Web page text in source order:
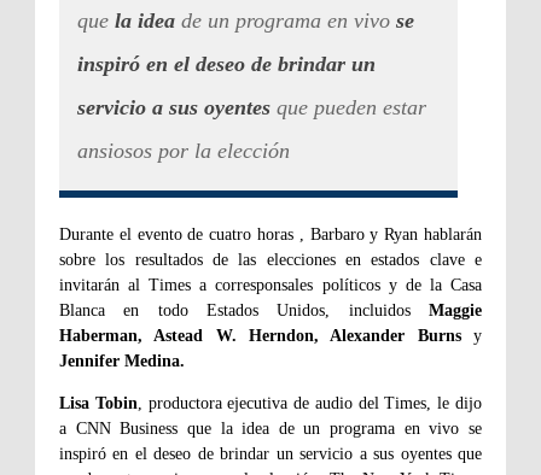
que la idea de un programa en vivo se
inspiró en el deseo de brindar un
servicio a sus oyentes que pueden estar
ansiosos por la elección
Durante el evento de cuatro horas , Barbaro y Ryan hablarán
sobre los resultados de las elecciones en estados clave e
invitarán al Times a corresponsales políticos y de la Casa
Blanca en todo Estados Unidos, incluidos Maggie
Haberman, Astead W. Herndon, Alexander Burnsy
Jennifer Medina.
Lisa Tobin , productora ejecutiva de audio del Times, le dijo
a CNN Business que la idea de un programa en vivo se
inspiró en el deseo de brindar un servicio a sus oyentes que